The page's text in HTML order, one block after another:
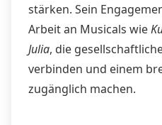
stärken. Sein
Arbeit an Musicals wie
Julia, die
verbinden und einem
zugänglich machen.